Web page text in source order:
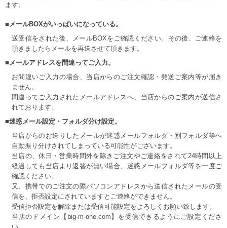
ます。
■メールBOXがいっぱいになっている。
送受信をされた後、メールBOXをご確認ください。その後、ご連絡を
頂きましたらメールを再送させて頂きます。
■メールアドレスを間違ってご入力。
お間違いご入力の場合、当店からのご注文確認・発送ご案内等が届き
ません。
間違ってご入力されたメールアドレスへ、当店からのご案内が送信さ
れております。
■迷惑メール設定・フォルダ分け設定。
当店からのお送りしたメールが迷惑メールフォルダ・別フォルダ等へ
自動振り分けされてしまっている可能性がございます。
当店の、休日・営業時間外を除きご注文やご連絡をされて24時間以上
経過しても当店より返答が無い場合、迷惑メールフォルダ等を一度ご
確認ください。
又、携帯でのご注文の際パソコンアドレスから送信されたメールの受
信を、拒否設定にされていますとご連絡ができません。
受信拒否設定を解除または受信可能設定をよろしくお願い致します。
当店のドメイン【big-m-one.com】を受信できるようにご設定くださ